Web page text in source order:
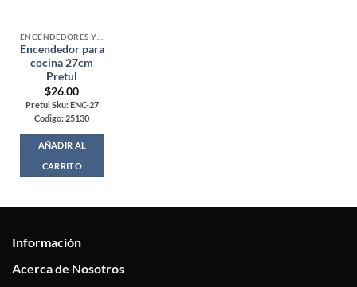
Encendedor para
cocina 27cm
Pretul
$26.00
Pretul Sku: ENC-27
Codigo: 25130
AÑADIR AL
CARRITO
Información
Acerca de Nosotros